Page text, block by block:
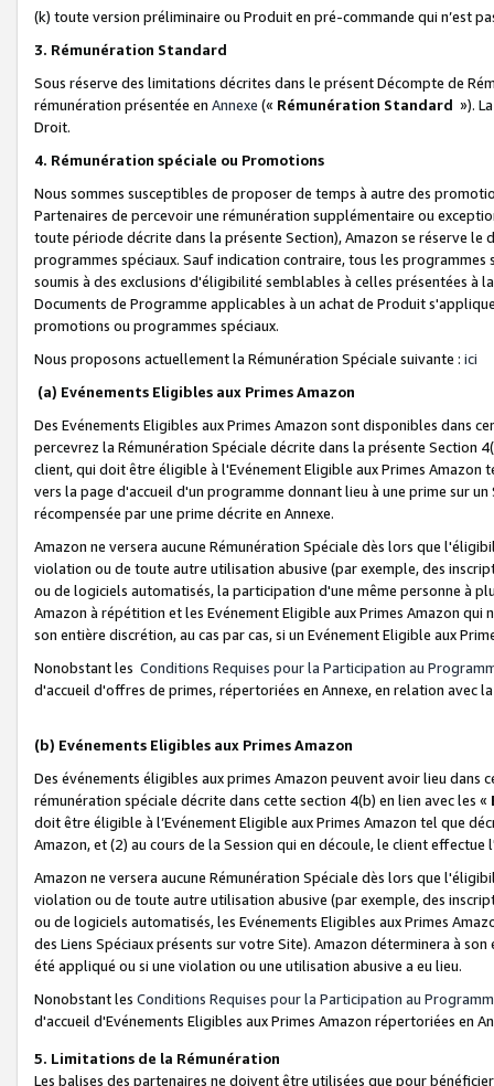
(k) toute version préliminaire ou Produit en pré-commande qui n’est
3. Rémunération Standard
Sous réserve des limitations décrites dans le présent Décompte de
rémunération présentée en Annexe (« Rémunération Standard »).
Droit.
4. Rémunération spéciale ou Promotions
Nous sommes susceptibles de proposer de temps à autre des
Partenaires de percevoir une rémunération supplémentaire ou
toute période décrite dans la présente Section), Amazon se réserve
programmes spéciaux. Sauf indication contraire, tous les
soumis à des exclusions d'éligibilité semblables à celles présentées à
Documents de Programme applicables à un achat de Produit
promotions ou programmes spéciaux.
Nous proposons actuellement la Rémunération Spéciale suivante : ici
(a) Evénements Eligibles aux Primes Amazon
Des Evénements Eligibles aux Primes Amazon sont disponibles dans
percevrez la Rémunération Spéciale décrite dans la présente Section
client, qui doit être éligible à l'Evénement Eligible aux Primes Amazon
vers la page d'accueil d'un programme donnant lieu à une prime sur
récompensée par une prime décrite en Annexe.
Amazon ne versera aucune Rémunération Spéciale dès lors que
violation ou de toute autre utilisation abusive (par exemple, des
ou de logiciels automatisés, la participation d'une même personne à
Amazon à répétition et les Evénement Eligible aux Primes Amazon qui
son entière discrétion, au cas par cas, si un Evénement Eligible aux
Nonobstant les Conditions Requises pour la Participation au
d'accueil d'offres de primes, répertoriées en Annexe, en relation avec
(b) Evénements Eligibles aux Primes Amazon
Des événements éligibles aux primes Amazon peuvent avoir lieu dans
rémunération spéciale décrite dans cette section 4(b) en lien avec les «
doit être éligible à l’Evénement Eligible aux Primes Amazon tel que
Amazon, et (2) au cours de la Session qui en découle, le client
Amazon ne versera aucune Rémunération Spéciale dès lors que
violation ou de toute autre utilisation abusive (par exemple, des
ou de logiciels automatisés, les Evénements Eligibles aux Primes
des Liens Spéciaux présents sur votre Site). Amazon déterminera à
été appliqué ou si une violation ou une utilisation abusive a eu lieu.
Nonobstant les Conditions Requises pour la Participation au
d'accueil d'Evénements Eligibles aux Primes Amazon répertoriées en
5. Limitations de la Rémunération
Les balises des partenaires ne doivent être utilisées que pour